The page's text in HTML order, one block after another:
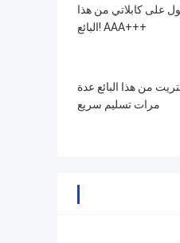
على كابلاتي من هذا
البائع! AAA+++
من هذا البائع عدة
مرات تسليم سريع